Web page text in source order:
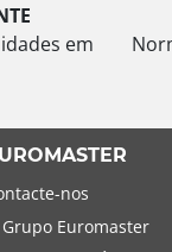
em
nos
Euromaster